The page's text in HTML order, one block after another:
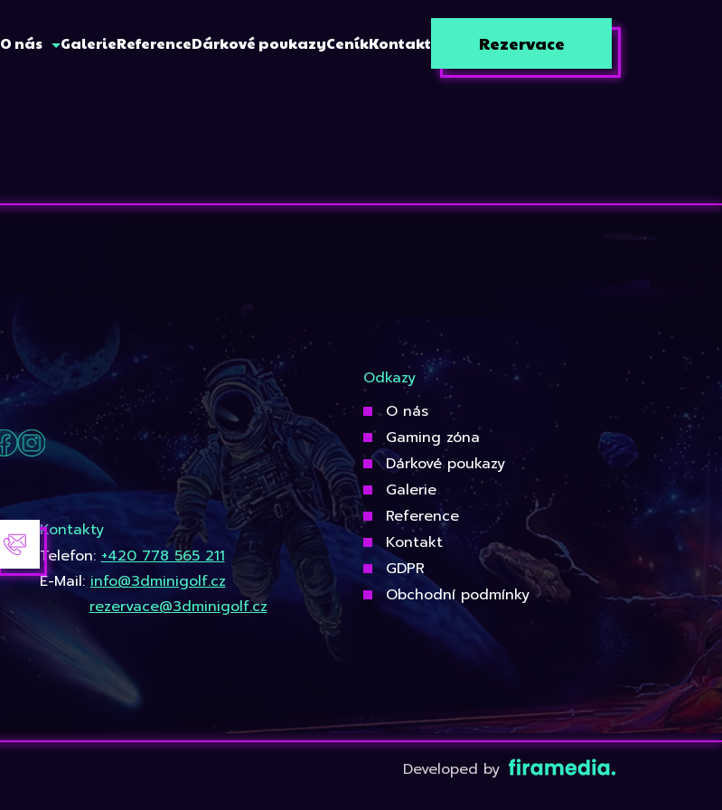
O nás GalerieReferenceDárkové poukazyCeníkKontakt Rezervace
Kontakty
Telefon:+420 778 565 211
E-Mail:info@3dminigolf.cz
rezervace@3dminigolf.cz
Odkazy
O nás
Gaming zóna
Dárkové poukazy
Galerie
Reference
Kontakt
GDPR
Obchodní podmínky
Developed by